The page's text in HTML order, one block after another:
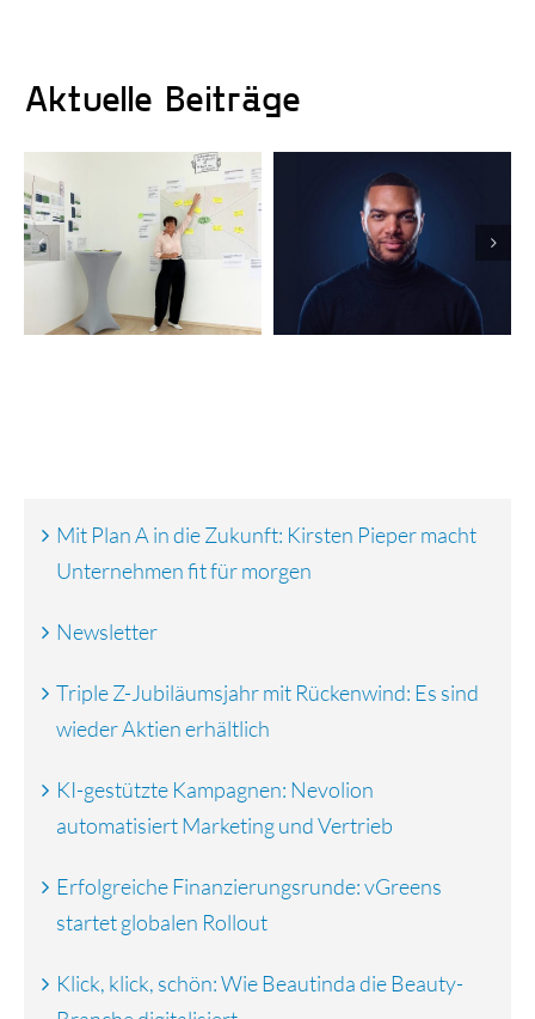
Aktuelle Beiträge
KI-gestützte
Kampagnen:
Nevolion
automatisiert
Marketing und
Vertrieb
Erfolgreiche
Finanzierungsrunde:
vGreens startet
globalen Rollout
Mit Plan A in die Zukunft: Kirsten Pieper macht
Unternehmen fit für morgen
Newsletter
Triple Z-Jubiläumsjahr mit Rückenwind: Es sind
wieder Aktien erhältlich
KI-gestützte Kampagnen: Nevolion
automatisiert Marketing und Vertrieb
Erfolgreiche Finanzierungsrunde: vGreens
startet globalen Rollout
Klick, klick, schön: Wie Beautinda die Beauty-